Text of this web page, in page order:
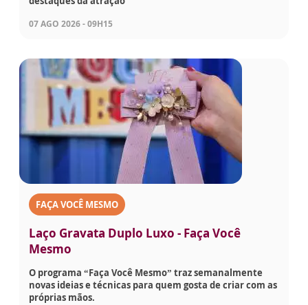
07 AGO 2026 - 09H15
FAÇA VOCÊ MESMO
Laço Gravata Duplo Luxo - Faça Você
Mesmo
O programa “Faça Você Mesmo” traz semanalmente
novas ideias e técnicas para quem gosta de criar com as
próprias mãos.